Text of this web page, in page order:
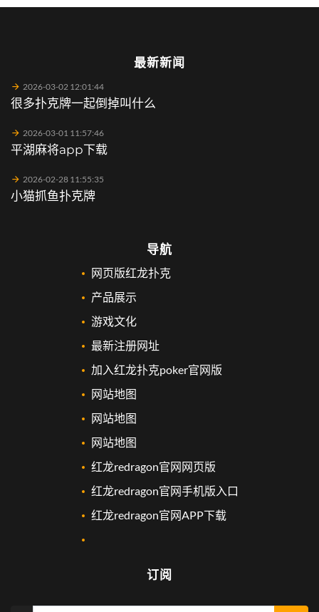
最新新闻
2026-03-02 12:01:44
很多扑克牌一起倒掉叫什么
2026-03-01 11:57:46
平湖麻将app下载
2026-02-28 11:55:35
小猫抓鱼扑克牌
导航
网页版红龙扑克
产品展示
游戏文化
最新注册网址
加入红龙扑克poker官网版
网站地图
网站地图
网站地图
红龙redragon官网网页版
红龙redragon官网手机版入口
红龙redragon官网APP下载
订阅